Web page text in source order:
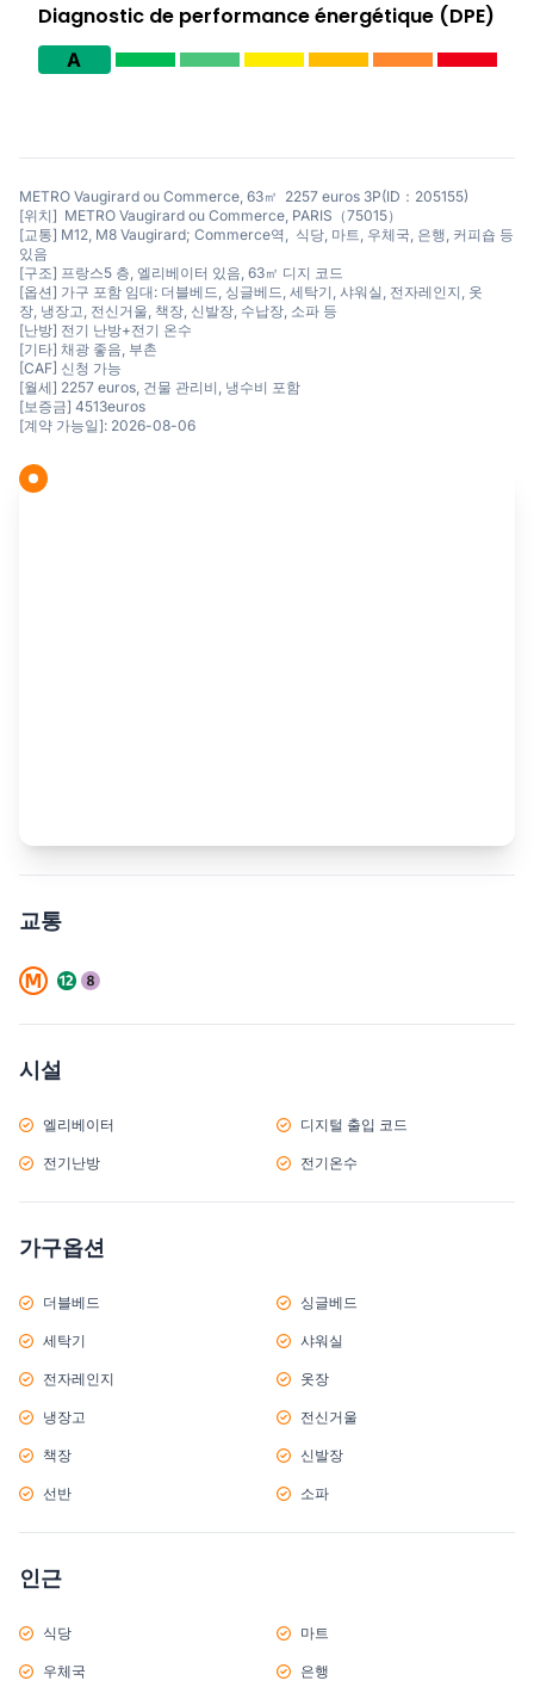
Diagnostic de performance énergétique (DPE)
A
METRO Vaugirard ou Commerce, 63㎡ 2257 euros 3P(ID：205155)
[위치] METRO Vaugirard ou Commerce, PARIS（75015）
[교통] M12, M8 Vaugirard; Commerce역, 식당, 마트, 우체국, 은행, 커피숍 등
있음
[구조] 프랑스5 층, 엘리베이터 있음, 63㎡ 디지 코드
[옵션] 가구 포함 임대: 더블베드, 싱글베드, 세탁기, 샤워실, 전자레인지, 옷
장, 냉장고, 전신거울, 책장, 신발장, 수납장, 소파 등
[난방] 전기 난방+전기 온수
[기타] 채광 좋음, 부촌
[CAF] 신청 가능
[월세] 2257 euros, 건물 관리비, 냉수비 포함
[보증금] 4513euros
[계약 가능일]: 2026-08-06
교통
시설
엘리베이터 디지털 출입 코드
전기난방 전기온수
가구옵션
더블베드 싱글베드
세탁기 샤워실
전자레인지 옷장
냉장고 전신거울
책장 신발장
선반 소파
인근
식당 마트
우체국 은행